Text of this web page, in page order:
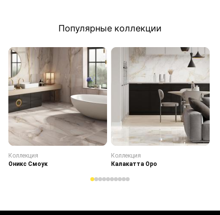
Популярные коллекции
Коллекция
Оникс Смоук
Коллекция
Калакатта Оро